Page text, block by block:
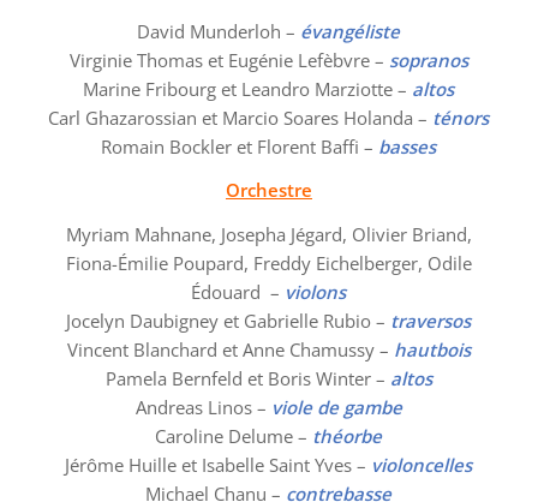
David Munderloh – évangéliste
Virginie Thomas et Eugénie Lefèbvre – sopranos
Marine Fribourg et Leandro Marziotte – altos
Carl Ghazarossian et Marcio Soares Holanda – ténors
Romain Bockler et Florent Baffi – basses
Orchestre
Myriam Mahnane, Josepha Jégard, Olivier Briand,
Fiona-Émilie Poupard, Freddy Eichelberger, Odile
Édouard – violons
Jocelyn Daubigney et Gabrielle Rubio – traversos
Vincent Blanchard et Anne Chamussy – hautbois
Pamela Bernfeld et Boris Winter – altos
Andreas Linos – viole de gambe
Caroline Delume – théorbe
Jérôme Huille et Isabelle Saint Yves – violoncelles
Michael Chanu – contrebasse